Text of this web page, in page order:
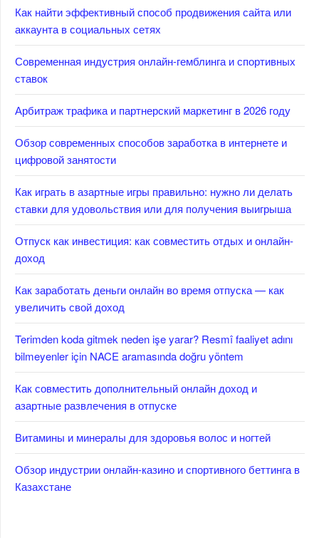
Как найти эффективный способ продвижения сайта или
аккаунта в социальных сетях
Современная индустрия онлайн-гемблинга и спортивных
ставок
Арбитраж трафика и партнерский маркетинг в 2026 году
Обзор современных способов заработка в интернете и
цифровой занятости
Как играть в азартные игры правильно: нужно ли делать
ставки для удовольствия или для получения выигрыша
Отпуск как инвестиция: как совместить отдых и онлайн-
доход
Как заработать деньги онлайн во время отпуска — как
увеличить свой доход
Terimden koda gitmek neden işe yarar? Resmî faaliyet adını
bilmeyenler için NACE aramasında doğru yöntem
Как совместить дополнительный онлайн доход и
азартные развлечения в отпуске
Витамины и минералы для здоровья волос и ногтей
Обзор индустрии онлайн-казино и спортивного беттинга в
Казахстане